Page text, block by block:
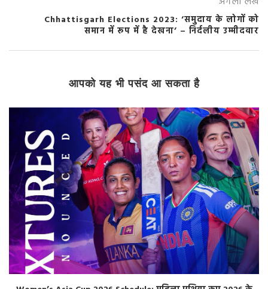
Chhattisgarh Elections 2023: ‘समुदाय के लोगों को
समान में रूप में है देखना’ – निर्दलीय उम्मीदवार
आपको यह भी पसंद आ सकता है